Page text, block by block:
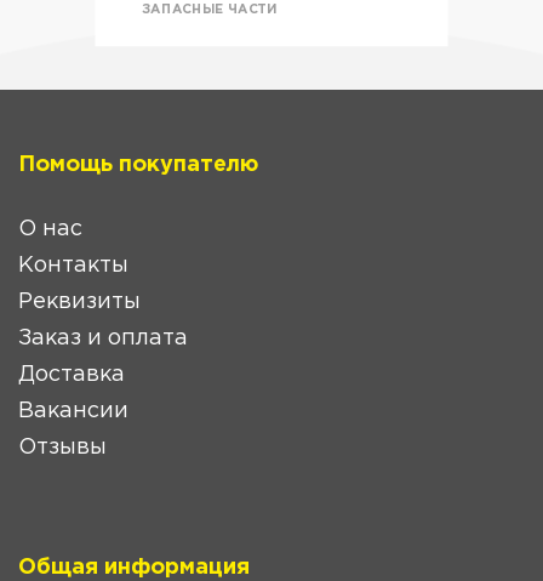
ЗАПАСНЫЕ ЧАСТИ
Помощь покупателю
О нас
Контакты
Реквизиты
Заказ и оплата
Доставка
Вакансии
Отзывы
Общая информация